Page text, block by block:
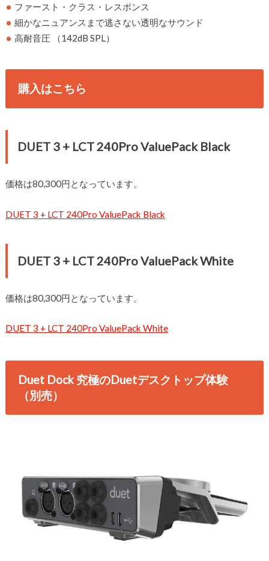
ファースト・クラス・レスポンス
細かなニュアンスまで逃さない透明なサウンド
高耐音圧 （142dB SPL）
購入はこちら
DUET 3 + LCT 240Pro ValuePack Black
価格は80,300円となっています。
DUET 3 + LCT 240Pro ValuePack Black
DUET 3 + LCT 240Pro ValuePack White
価格は80,300円となっています。
DUET 3 + LCT 240Pro ValuePack White
Duet Dock 究極のDuetデスクトップ体験
（別売）